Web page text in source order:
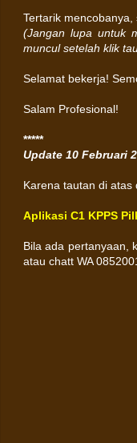
Tertarik
(Jangan lupa untuk
muncul setelah klik
Selamat bekerja!
Salam Profesional!
*****
Update 10 Februari
Karena tautan di
Aplikasi C1 KPPS
Bila ada pertanyaan,
atau chatt WA